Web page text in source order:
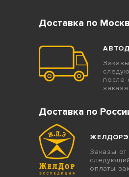
Доставка по
после
заказа.
Доставка по
Заказы от
оплаты